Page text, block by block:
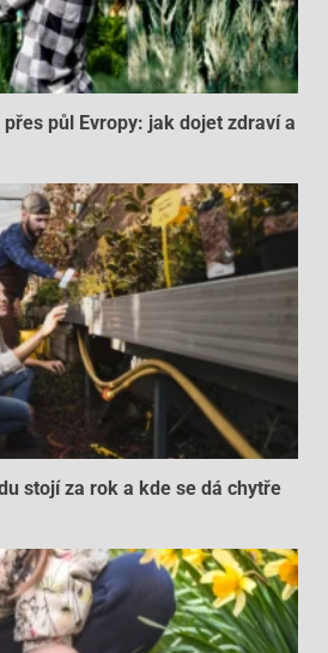
půl Evropy: jak dojet zdraví a
stojí za rok a kde se dá chytře